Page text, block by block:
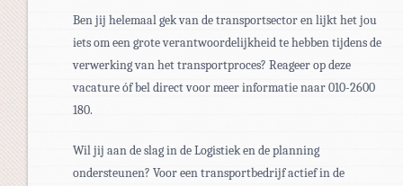
Ben jij helemaal gek van de transportsector en lijkt het jou
iets om een grote verantwoordelijkheid te hebben tijdens de
verwerking van het transportproces? Reageer op deze
vacature óf bel direct voor meer informatie naar 010-2600
180.
Wil jij aan de slag in de Logistiek en de planning
ondersteunen? Voor een transportbedrijf actief in de